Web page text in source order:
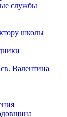
службы
школы
Валентина